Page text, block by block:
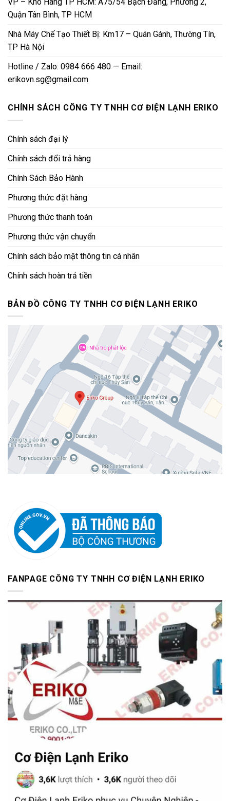
Quận Tân Bình, TP HCM
Nhà Máy Chế Tạo Thiết Bị: Km17 – Quán Gánh, Thường Tín,
TP Hà Nội
Hotline / Zalo: 0984 666 480 — Email:
erikovn.sg@gmail.com
CHÍNH SÁCH CÔNG TY TNHH CƠ ĐIỆN LẠNH ERIKO
Chính sách đại lý
Chính sách đổi trả hàng
Chính Sách Bảo Hành
Phương thức đặt hàng
Phương thức thanh toán
Phương thức vận chuyển
Chính sách bảo mật thông tin cá nhân
Chính sách hoàn trả tiền
BẢN ĐỒ CÔNG TY TNHH CƠ ĐIỆN LẠNH ERIKO
FANPAGE CÔNG TY TNHH CƠ ĐIỆN LẠNH ERIKO